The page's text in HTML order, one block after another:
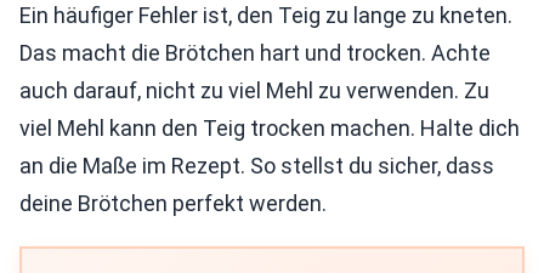
Ein häufiger Fehler ist, den Teig zu lange zu kneten.
Das macht die Brötchen hart und trocken. Achte
auch darauf, nicht zu viel Mehl zu verwenden. Zu
viel Mehl kann den Teig trocken machen. Halte dich
an die Maße im Rezept. So stellst du sicher, dass
deine Brötchen perfekt werden.